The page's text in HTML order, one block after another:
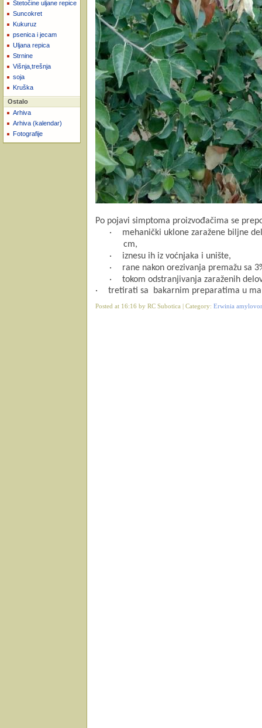
Štetočine uljane repice
Suncokret
Kukuruz
psenica i jecam
Uljana repica
Strnine
Višnja,trešnja
soja
Kruška
Ostalo
Arhiva
Arhiva (kalendar)
Fotografije
Po pojavi simptoma proizvođačima se
·
mehanički uklone zaražene biljne
cm,
·
iznesu ih iz voćnjaka i unište,
·
rane nakon orezivanja premažu sa
·
tokom odstranjivanja zaraženih
·
tretirati sa bakarnim preparatima u
Posted at 16:16 by RC Subotica | Category: Erwinia